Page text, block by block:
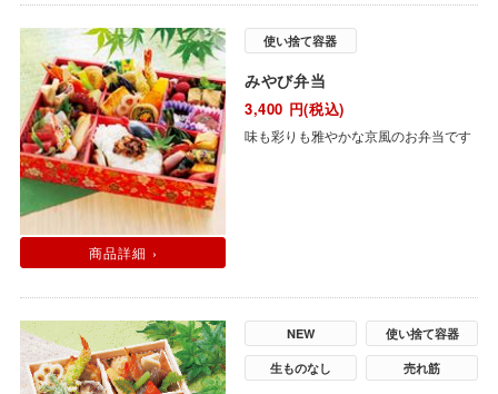
商品詳細 ›
使い捨て容器
みやび弁当
3,400 円(税込)
味も彩りも雅やかな京風のお弁当です
NEW 使い捨て容器
生ものなし 売れ筋